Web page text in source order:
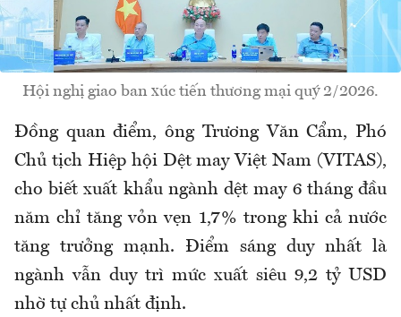
Hội nghị giao ban xúc tiến thương mại quý 2/2026.
Đồng quan điểm, ông Trương Văn Cẩm, Phó
Chủ tịch Hiệp hội Dệt may Việt Nam (VITAS),
cho biết xuất khẩu ngành dệt may 6 tháng đầu
năm chỉ tăng vỏn vẹn 1,7% trong khi cả nước
tăng trưởng mạnh. Điểm sáng duy nhất là
ngành vẫn duy trì mức xuất siêu 9,2 tỷ USD
nhờ tự chủ nhất định.